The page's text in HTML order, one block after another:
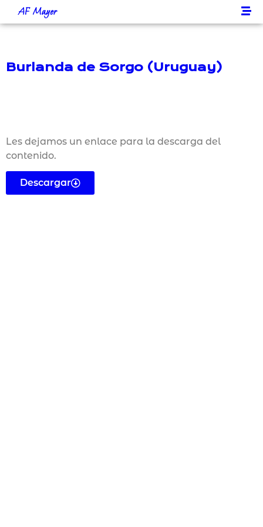
AF Mayer
Burlanda de Sorgo (Uruguay)
Les dejamos un enlace para la descarga del
contenido.
Descargar